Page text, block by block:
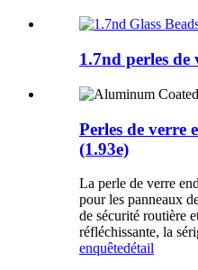
1.7nd perles
Perles de verre
(1.93e)
La perle de verre
pour les panneaux
de sécurité routière
réfléchissante, la
enquêtedétail